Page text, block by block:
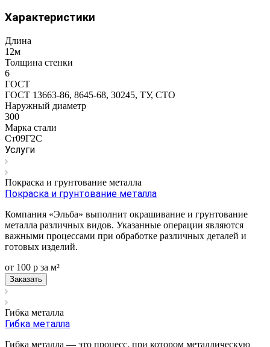
Характеристики
Длина
12м
Толщина стенки
6
ГОСТ
ГОСТ 13663-86, 8645-68, 30245, ТУ, СТО
Наружный диаметр
300
Марка стали
Ст09Г2С
Услуги
Покраска и грунтование металла
Покраска и грунтование металла
Компания «Эльба» выполнит окрашивание и грунтование
металла различных видов. Указанные операции являются
важными процессами при обработке различных деталей и
готовых изделий.
от 100 р за м²
Заказать
Гибка металла
Гибка металла
Гибка металла — это процесс, при котором металлическую